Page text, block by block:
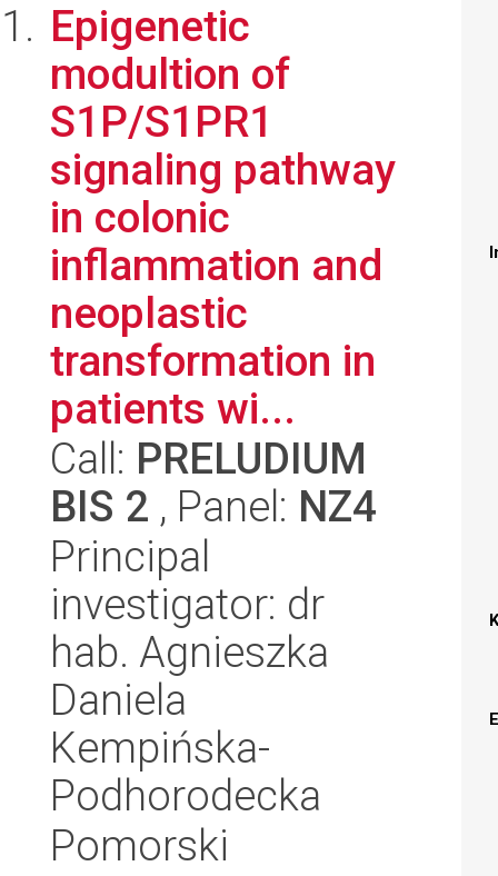
Epigenetic
modultion of
S1P/S1PR1
signaling pathway
in colonic
inflammation and
neoplastic
transformation in
patients wi...
Call: PRELUDIUM
BIS 2 , Panel: NZ4
Principal
investigator: dr
hab. Agnieszka
Daniela
Kempińska-
Podhorodecka
Pomorski